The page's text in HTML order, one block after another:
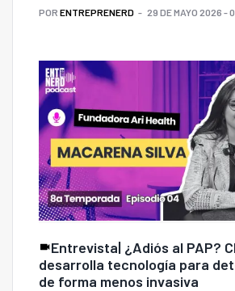
POR ENTREPRENERD 29 DE MAYO 2026 -
Entrevista| ¿Adiós al PAP?
desarrolla tecnología para
de forma menos invasiva